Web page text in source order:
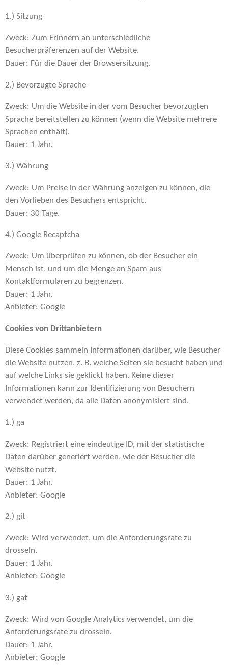
1.) Sitzung
Zweck: Zum Erinnern an unterschiedliche
Besucherpräferenzen auf der Website.
Dauer: Für die Dauer der Browsersitzung.
2.) Bevorzugte Sprache
Zweck: Um die Website in der vom Besucher bevorzugten
Sprache bereitstellen zu können (wenn die Website mehrere
Sprachen enthält).
Dauer: 1 Jahr.
3.) Währung
Zweck: Um Preise in der Währung anzeigen zu können, die
den Vorlieben des Besuchers entspricht.
Dauer: 30 Tage.
4.) Google Recaptcha
Zweck: Um überprüfen zu können, ob der Besucher ein
Mensch ist, und um die Menge an Spam aus
Kontaktformularen zu begrenzen.
Dauer: 1 Jahr.
Anbieter: Google
Cookies von Drittanbietern
Diese Cookies sammeln Informationen darüber, wie Besucher
die Website nutzen, z. B. welche Seiten sie besucht haben und
auf welche Links sie geklickt haben. Keine dieser
Informationen kann zur Identifizierung von Besuchern
verwendet werden, da alle Daten anonymisiert sind.
1.) ga
Zweck: Registriert eine eindeutige ID, mit der statistische
Daten darüber generiert werden, wie der Besucher die
Website nutzt.
Dauer: 1 Jahr.
Anbieter: Google
2.) git
Zweck: Wird verwendet, um die Anforderungsrate zu
drosseln.
Dauer: 1 Jahr.
Anbieter: Google
3.) gat
Zweck: Wird von Google Analytics verwendet, um die
Anforderungsrate zu drosseln.
Dauer: 1 Jahr.
Anbieter: Google